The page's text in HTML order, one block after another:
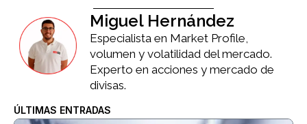
Miguel Hernández
Especialista en Market Profile,
volumen y volatilidad del mercado.
Experto en acciones y mercado de
divisas.
ÚLTIMAS ENTRADAS